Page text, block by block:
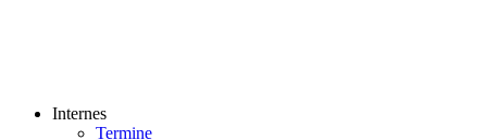
Internes
Termine